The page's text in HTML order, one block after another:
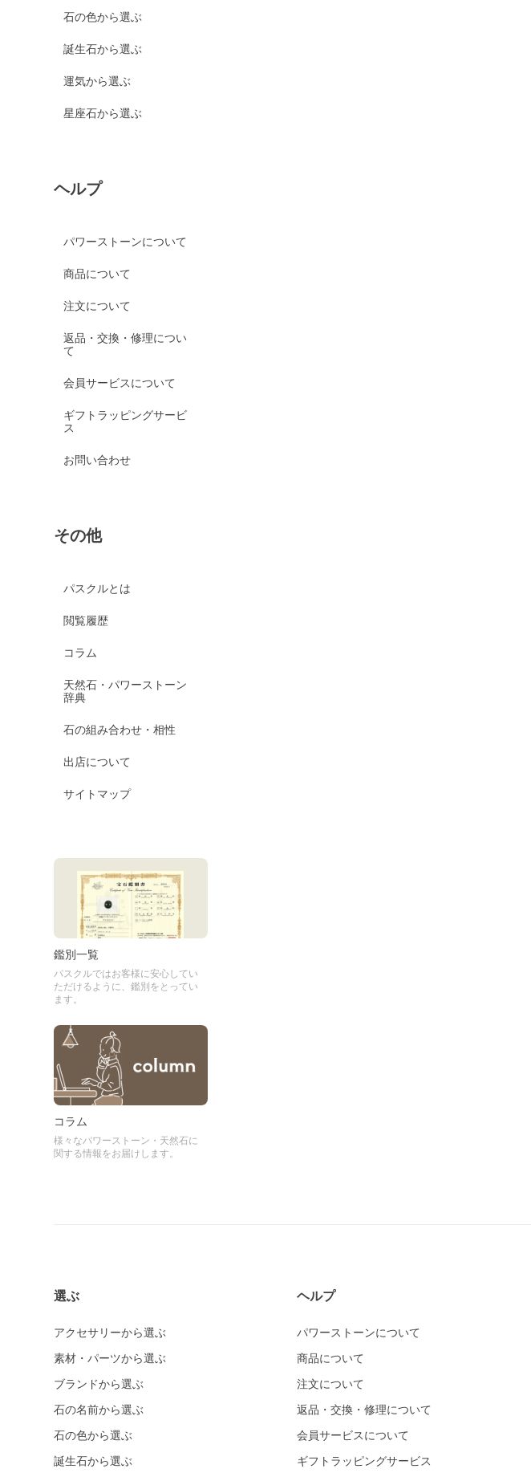
石の色から選ぶ
誕生石から選ぶ
運気から選ぶ
星座石から選ぶ
ヘルプ
パワーストーンについて
商品について
注文について
返品・交換・修理につい
て
会員サービスについて
ギフトラッピングサービ
ス
お問い合わせ
その他
パスクルとは
閲覧履歴
コラム
天然石・パワーストーン
辞典
石の組み合わせ・相性
出店について
サイトマップ
鑑別一覧
パスクルではお客様に安心してい
ただけるように、鑑別をとってい
ます。
コラム
様々なパワーストーン・天然石に
関する情報をお届けします。
選ぶ
アクセサリーから選ぶ
素材・パーツから選ぶ
ブランドから選ぶ
石の名前から選ぶ
石の色から選ぶ
誕生石から選ぶ
ヘルプ
パワーストーンについて
商品について
注文について
返品・交換・修理について
会員サービスについて
ギフトラッピングサービス